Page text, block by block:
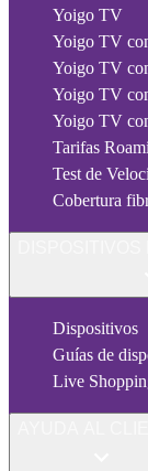
Yoigo TV
Yoigo TV
Yoigo TV
Yoigo TV
Yoigo TV
Tarifas
Test de
Cobertura
Dispositivos
Guías de
Live